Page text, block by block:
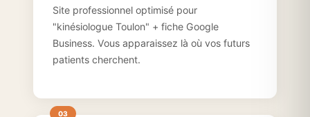
Site professionnel optimisé pour
"kinésiologue Toulon" + fiche Google
Business. Vous apparaissez là où vos futurs
patients cherchent.